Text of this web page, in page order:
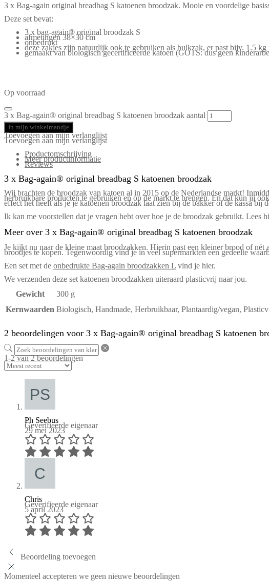
3 x Bag-again original breadbag S katoenen broodzak. Mooie en voordelige
Deze set bevat:
3 x bag-again® original broodzak S
afmetingen 38×30 cm
onbedrukt
deze zakjes zijn natuurlijk ook te gebruiken als bulkzak, er past bijv. 1.5 kg
gemaakt van biologisch gecertificeerde katoen (GOTS: dus geen
Op voorraad
3 x Bag-again® original breadbag S katoenen broodzak aantal
In mijn winkelmandje
Toevoegen aan mijn verlanglijst
Toevoegen aan mijn verlanglijst
Productomschrijving
Meer productinformatie
Reviews
3 x Bag-again® original breadbag S katoenen broodzak
Wij brachten de broodzak van katoen al in 2015 op de Nederlandse markt!
herbruikbare producten te gebruiken en op de markt te brengen. En dat kun jij
effect het heeft als je je katoenen broodzak laat zien bij de bakker of de kassa
Ik kan me voorstellen dat je vragen hebt over hoe je de broodzak gebruikt. Lees
Meer over 3 x Bag-again® original breadbag S katoenen broodzak
Je kijkt nu naar de kleine maat broodzakken. Hierin past een kleiner brood of
broodjes te kopen. Tegenwoordig vind je in veel supermarkten een gedeelte
Een set met de onbedrukte Bag-again broodzakken L vind je hier.
We verzenden deze set katoenen broodzakken uiteraard plasticvrij naar jou.
Gewicht
300 g
Kernwaarden Biologisch, Handmade, Herbruikbaar, Plantaardig/vegan,
2 beoordelingen voor 3 x Bag-again® original breadbag S katoenen
1-2 van 2 beoordelingen
Ph Seebus
Geverifieerde eigenaar
29 mei 2023
Chris
Geverifieerde eigenaar
5 april 2023
Beoordeling toevoegen
Momenteel accepteren we geen nieuwe beoordelingen